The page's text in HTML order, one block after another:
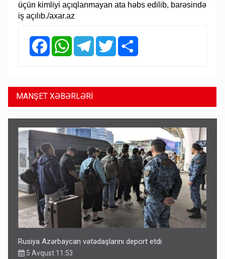
üçün kimliyi açıqlanmayan ata həbs edilib, barəsində
iş açılıb./axar.az
FacebookWhatsAppTelegramTwitter
MANŞET XƏBƏRLƏRİ
Rusiya Azərbaycan vətədaşlarını deport etdi
5 Avqust 11:53